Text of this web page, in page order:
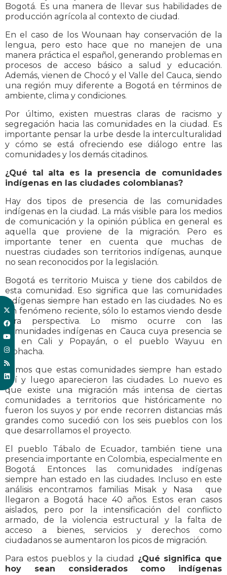
Bogotá. Es una manera de llevar sus habilidades de
producción agrícola al contexto de ciudad.
En el caso de los Wounaan hay conservación de la
lengua, pero esto hace que no manejen de una
manera práctica el español, generando problemas en
procesos de acceso básico a salud y educación.
Además, vienen de Chocó y el Valle del Cauca, siendo
una región muy diferente a Bogotá en términos de
ambiente, clima y condiciones.
Por último, existen muestras claras de racismo y
segregación hacia las comunidades en la ciudad. Es
importante pensar la urbe desde la interculturalidad
y cómo se está ofreciendo ese diálogo entre las
comunidades y los demás citadinos.
¿Qué tal alta es la presencia de comunidades
indígenas en las ciudades colombianas?
Hay dos tipos de presencia de las comunidades
indígenas en la ciudad. La más visible para los medios
de comunicación y la opinión pública en general es
aquella que proviene de la migración. Pero es
importante tener en cuenta que muchas de
nuestras ciudades son territorios indígenas, aunque
no sean reconocidos por la legislación.
Bogotá es territorio Muisca y tiene dos cabildos de
esta comunidad. Eso significa que las comunidades
indígenas siempre han estado en las ciudades. No es
un fenómeno reciente, sólo lo estamos viendo desde
otra perspectiva. Lo mismo ocurre con las
comunidades indígenas en Cauca cuya presencia se
ve en Cali y Popayán, o el pueblo Wayuu en
Riohacha.
Vemos que estas comunidades siempre han estado
allí y luego aparecieron las ciudades. Lo nuevo es
que existe una migración más intensa de ciertas
comunidades a territorios que históricamente no
fueron los suyos y por ende recorren distancias más
grandes como sucedió con los seis pueblos con los
que desarrollamos el proyecto.
El pueblo Tábalo de Ecuador, también tiene una
presencia importante en Colombia, especialmente en
Bogotá. Entonces las comunidades indígenas
siempre han estado en las ciudades. Incluso en este
análisis encontramos familias Misak y Nasa que
llegaron a Bogotá hace 40 años. Estos eran casos
aislados, pero por la intensificación del conflicto
armado, de la violencia estructural y la falta de
acceso a bienes, servicios y derechos como
ciudadanos se aumentaron los picos de migración.
Para estos pueblos y la ciudad ¿Qué significa que
hoy sean considerados como indígenas